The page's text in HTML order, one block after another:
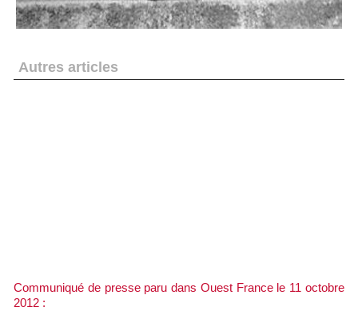
Autres articles
Communiqué de presse paru dans Ouest France le 11 octobre
2012 :